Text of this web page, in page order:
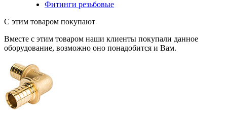
Фитинги резьбовые
С этим товаром покупают
Вместе с этим товаром наши клиенты покупали данное
оборудование, возможно оно понадобится и Вам.